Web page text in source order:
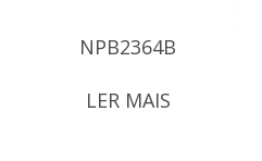
NPB2364B
LER MAIS